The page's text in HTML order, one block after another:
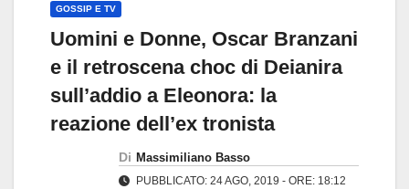
GOSSIP E TV
Uomini e Donne, Oscar Branzani
e il retroscena choc di Deianira
sull’addio a Eleonora: la
reazione dell’ex tronista
Di Massimiliano Basso
PUBBLICATO: 24 AGO, 2019 - ORE: 18:12